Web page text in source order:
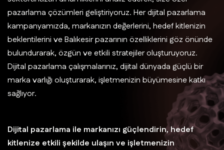
pazarlama çözümleri geliştiriyoruz. Her dijital pazarlama
kampanyamızda, markanızın değerlerini, hedef kitlenizin
beklentilerini ve Balıkesir pazarının özelliklerini göz önünde
bulundurarak, özgün ve etkili stratejiler oluşturuyoruz.
Dijital pazarlama çalışmalarınız, dijital dünyada güçlü bir
marka varlığı oluşturarak, işletmenizin büyümesine katkı
sağlıyor.
Dijital pazarlama ile markanızı güçlendirin, hedef
kitlenize etkili şekilde ulaşın ve işletmenizin